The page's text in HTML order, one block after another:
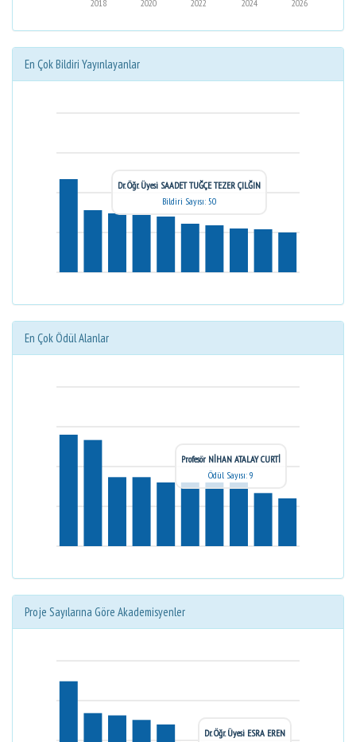
2026
2024
2022
2020
2018
En Çok Bildiri Yayınlayanlar
Dr. Öğr. Üyesi SAADET TUĞÇE TEZER ÇILĞIN
Bildiri Sayısı: 50
En Çok Ödül Alanlar
Profesör NİHAN ATALAY CURTİ
Ödül Sayısı: 9
Proje Sayılarına Göre Akademisyenler
Dr. Öğr. Üyesi ESRA EREN